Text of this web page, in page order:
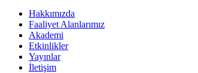
Hakkımızda
Faaliyet Alanlarımız
Akademi
Etkinlikler
Yayınlar
İletişim